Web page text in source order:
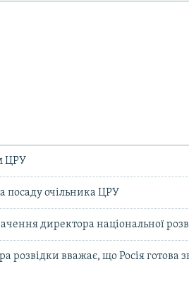
ЦРУ
посаду очільника ЦРУ
директора національної
вважає, що Росія готова